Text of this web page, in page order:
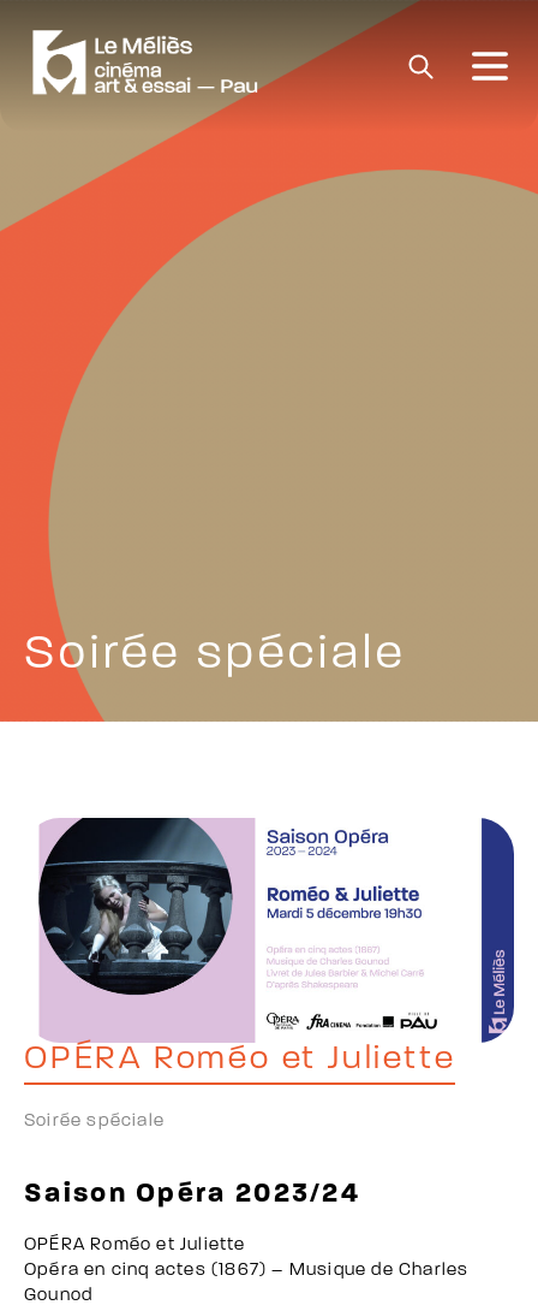
Soirée spéciale
OPÉRA Roméo et Juliette
Soirée spéciale
Saison Opéra 2023/24
OPÉRA Roméo et Juliette
Opéra en cinq actes (1867) – Musique de Charles
Gounod